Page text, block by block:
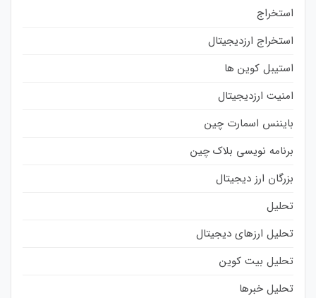
استخراج
استخراج ارزدیجیتال
استیبل کوین ها
امنیت ارزدیجیتال
بایننس اسمارت چین
برنامه نویسی بلاک چین
بزرگان ارز دیجیتال
تحلیل
تحلیل ارزهای دیجیتال
تحلیل بیت کوین
تحلیل خبرها